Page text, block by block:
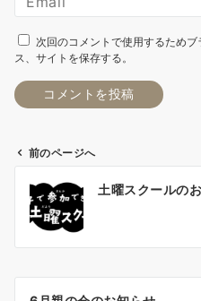
次回のコメントで使用するため
ス、サイトを保存する。
投
稿
前のページへ
土曜スクールの